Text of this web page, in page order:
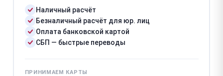
Наличный расчёт
Безналичный расчёт для юр. лиц
Оплата банковской картой
СБП — быстрые переводы
ПРИНИМАЕМ КАРТЫ